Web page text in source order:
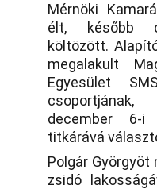
Mérnöki
élt, később
költözött.
megalakult
Egyesület
december 6-
titkárává
Polgár Györgyöt
zsidó